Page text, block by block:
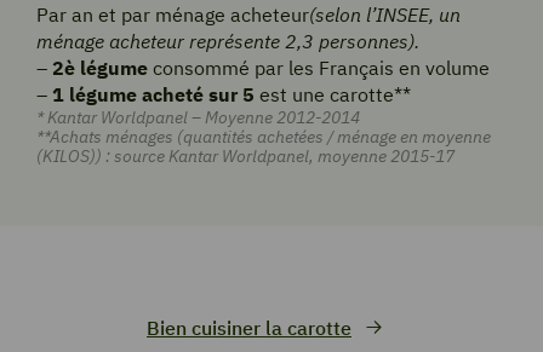
Par an et par ménage acheteur(selon l’INSEE, un
ménage acheteur représente 2,3 personnes).
– 2è légume consommé par les Français en volume
– 1 légume acheté sur 5 est une carotte**
* Kantar Worldpanel – Moyenne 2012-2014
**Achats ménages (quantités achetées / ménage en moyenne
(KILOS)) : source Kantar Worldpanel, moyenne 2015-17
Bien cuisiner la carotte